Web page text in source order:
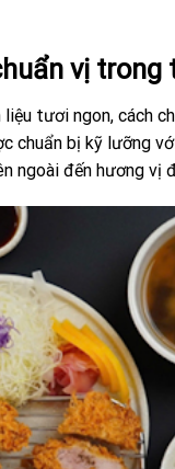
vị trong
tươi ngon, cách
bị kỹ lưỡng
ngoài đến hương vị